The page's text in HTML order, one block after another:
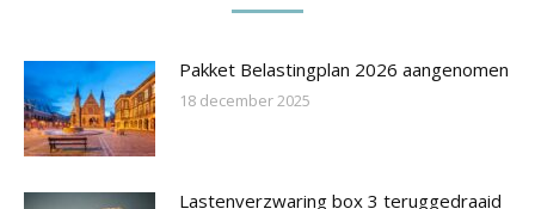
Pakket Belastingplan 2026 aangenomen
18 december 2025
Lastenverzwaring box 3 teruggedraaid